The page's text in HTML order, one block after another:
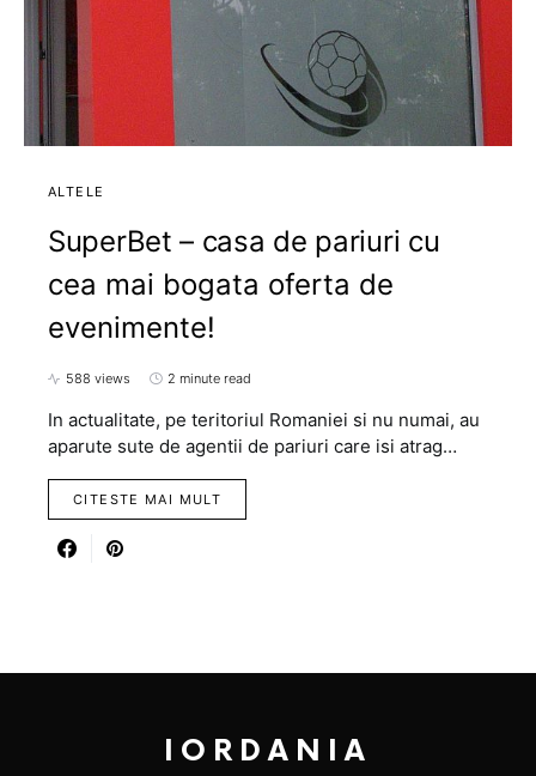
ALTELE
SuperBet – casa de pariuri cu
cea mai bogata oferta de
evenimente!
588 views 2 minute read
In actualitate, pe teritoriul Romaniei si nu numai, au
aparute sute de agentii de pariuri care isi atrag…
CITESTE MAI MULT
IORDANIA